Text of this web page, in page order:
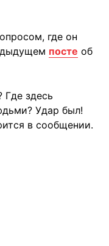
где он
посте об
Где здесь
Удар был!
в сообщении.